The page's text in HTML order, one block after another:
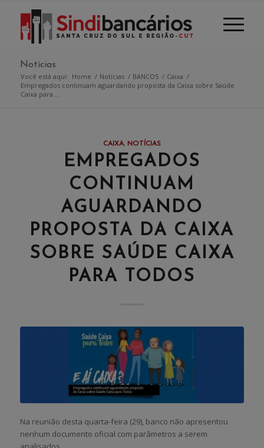
Notícias
Você está aqui: Home / Notícias / BANCOS / Caixa /
Empregados continuam aguardando proposta da Caixa sobre Saúde
Caixa para ...
CAIXA, NOTÍCIAS
EMPREGADOS
CONTINUAM
AGUARDANDO
PROPOSTA DA CAIXA
SOBRE SAÚDE CAIXA
PARA TODOS
Na reunião desta quarta-feira (29), banco não apresentou
nenhum documento oficial com parâmetros a serem